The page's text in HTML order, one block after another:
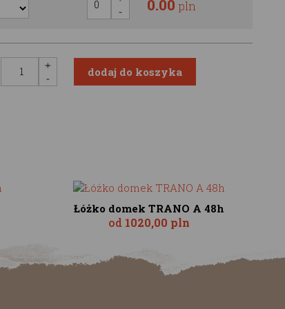
0.00 pln
Łóżko domek TRANO A 48h
od 1020,00 pln